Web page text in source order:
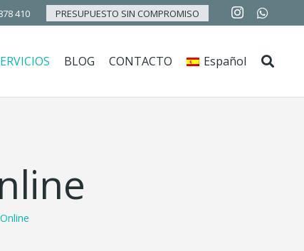
410 PRESUPUESTO SIN COMPROMISO
BLOG CONTACTO Español